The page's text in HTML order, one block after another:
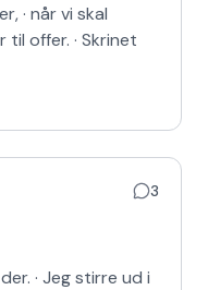
· når vi skal
til offer. · Skrinet
3
· Jeg stirre ud i